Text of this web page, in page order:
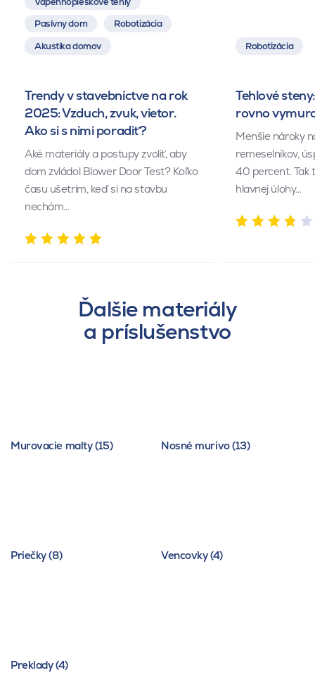
Pasívny dom
Robotizácia
Akustika domov
Trendy v stavebníctve na rok
2025: Vzduch, zvuk, vietor.
Ako si s nimi poradiť?
Aké materiály a postupy zvoliť, aby
dom zvládol Blower Door Test? Koľko
času ušetrím, keď si na stavbu
nechám…
Robotizácia
Tehlové
rovno
Menšie nároky
remeselníkov,
40 percent. Tak
hlavnej úlohy…
Ďalšie materiály
a príslušenstvo
Murovacie malty (15) Nosné murivo (13)
Priečky (8) Vencovky (4)
Preklady (4)